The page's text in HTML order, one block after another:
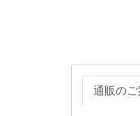
通販のご